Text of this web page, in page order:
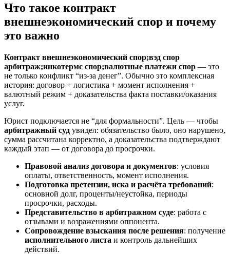
Что такое контракт
внешнеэкономический спор и почему
это важно
Контракт внешнеэкономический спор;вэд спор
арбитраж;инкотермс спор;валютные платежи спор — это
не только конфликт “из-за денег”. Обычно это комплексная
история: договор + логистика + момент исполнения +
валютный режим + доказательства факта поставки/оказания
услуг.
Юрист подключается не “для формальности”. Цель — чтобы
арбитражный суд увидел: обязательство было, оно нарушено,
сумма рассчитана корректно, а доказательства подтверждают
каждый этап — от договора до просрочки.
Правовой анализ договора и документов: условия
оплаты, ответственность, момент исполнения.
Подготовка претензии, иска и расчёта требований:
основной долг, проценты/неустойка, периоды
просрочки, расходы.
Представительство в арбитражном суде: работа с
отзывами и возражениями оппонента.
Сопровождение взыскания после решения: получение
исполнительного листа и контроль дальнейших
действий.